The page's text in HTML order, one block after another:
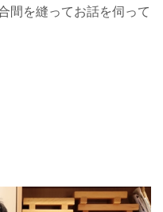
間を縫ってお話を伺って